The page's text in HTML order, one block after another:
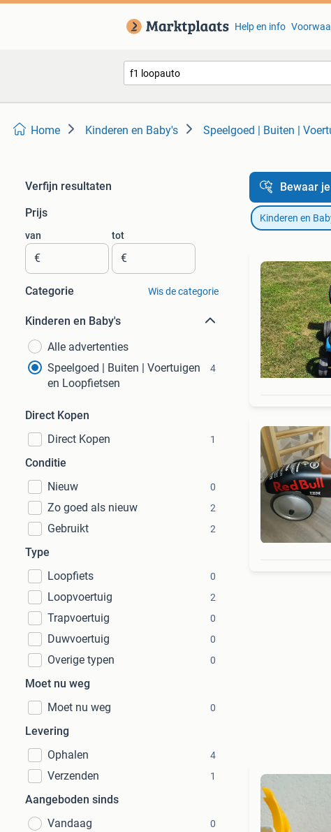
Help en info
Home Kinderen en Baby's Speelgoed | Buiten |
Verfijn resultaten
Prijs
van
€
tot
€
Categorie Wis de categorie
Kinderen en Baby's
Alle advertenties
Speelgoed | Buiten | Voertuigen
en Loopfietsen
4
Direct Kopen
Direct Kopen
1
Conditie
Nieuw
0
Zo goed als nieuw 2
Gebruikt 2
Type
Loopfiets
0
Loopvoertuig 2
Trapvoertuig 0
Duwvoertuig 0
Overige typen 0
Moet nu weg
Moet nu weg
0
Levering
Ophalen
4
Verzenden 1
Aangeboden sinds
Vandaag
0
Bewaar
Kinderen en